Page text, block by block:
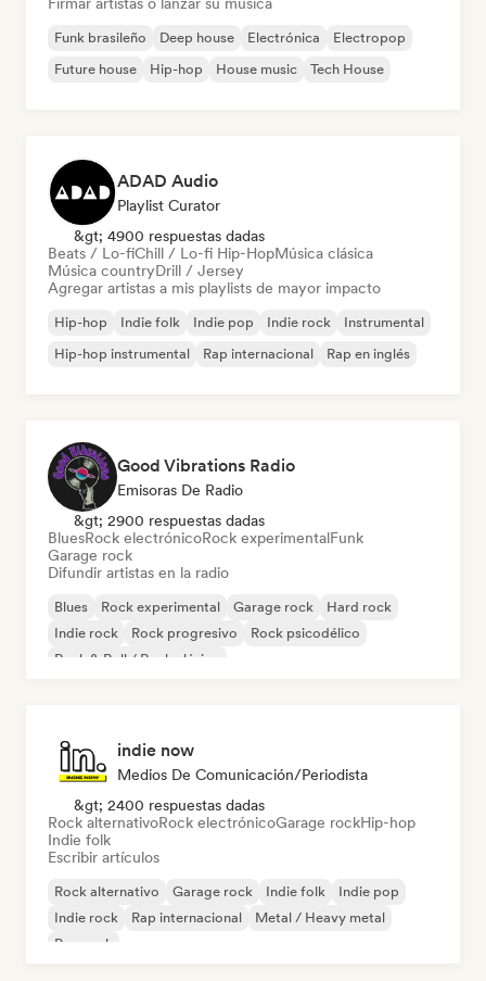
Funk brasileño Deep house Electrónica
Electropop
Future house
Hip-hop House music Tech House
ADAD Audio
Playlist Curator
&gt; 4900 respuestas dadas
Beats / Lo-fiChill / Lo-fi Hip-HopMúsica clásica
Música countryDrill / Jersey
Agregar artistas a mis playlists de mayor impacto
Hip-hop Indie folk Indie pop Indie rock
Instrumental
Hip-hop instrumental
Rap internacional Rap en inglés
Good Vibrations Radio
Emisoras De Radio
&gt; 2900 respuestas dadas
BluesRock electrónicoRock experimentalFunk
Garage rock
Difundir artistas en la radio
Blues Rock experimental Garage rock
Hard rock
Indie rock
Rock progresivo
Rock psicodélico
Rock & Roll / Rock clásico
indie now
Medios De Comunicación/Periodista
&gt; 2400 respuestas dadas
Rock alternativoRock electrónicoGarage rockHip-hop
Indie folk
Escribir artículos
Rock alternativo Garage rock Indie folk
Indie pop
Indie rock
Rap internacional
Metal / Heavy metal
Pop rock